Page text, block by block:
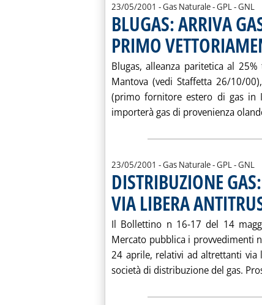
23/05/2001 - Gas Naturale - GPL - GNL
BLUGAS: ARRIVA
PRIMO
Blugas, alleanza paritetica al
Mantova (vedi Staffetta 26/10/
(primo fornitore estero di gas in
importerà gas di provenienza
23/05/2001 - Gas Naturale - GPL - GNL
DISTRIBUZIONE
VIA LIBERA
Il Bollettino n 16-17 del 14
Mercato pubblica i provvedimenti
24 aprile, relativi ad altrettanti via
società di distribuzione del gas.